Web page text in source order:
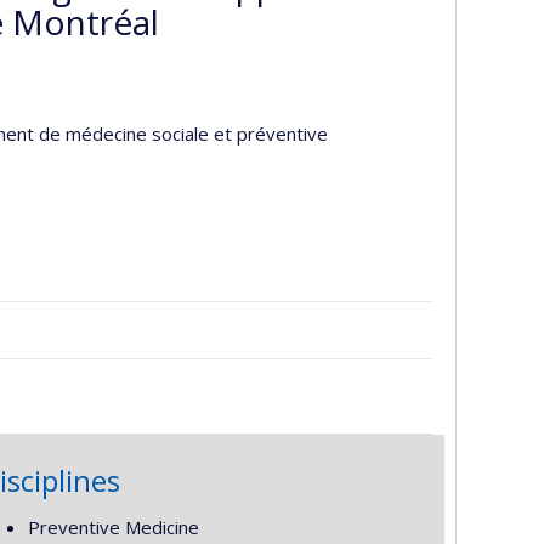
Montréal
de médecine sociale et préventive
Preventive Medicine